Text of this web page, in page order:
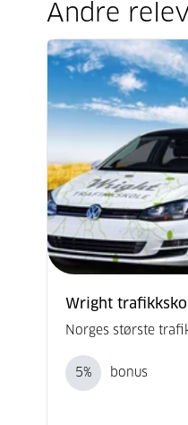
Andre
Wright
Norges største
5% bonus